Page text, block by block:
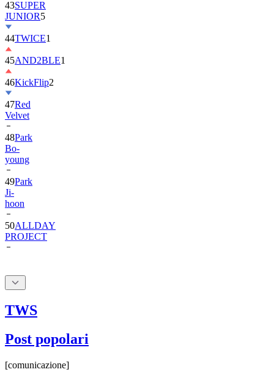
44TWICE
45AND2BLE
46KickFlip2
47Red
Velvet
48Park
Bo-
young
49Park
Ji-
hoon
50ALLDAY
PROJECT
TWS
Post popolari
[comunicazione]